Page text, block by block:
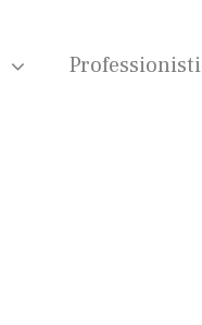
Professionisti